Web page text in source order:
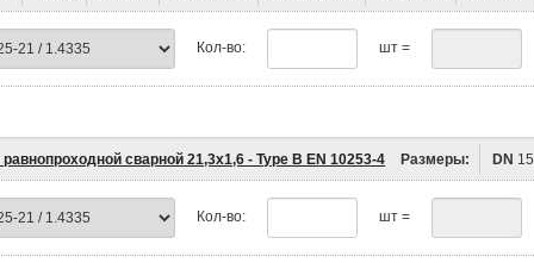
Кол-во: шт =
равнопроходной сварной 21,3х1,6 - Type B EN 10253-4 Размеры: DN 15
Кол-во: шт =